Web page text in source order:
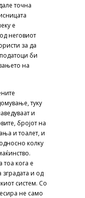
точна
е
неговиот
за да
би
на
туку
и
бројот на
и тоалет, и
колку
тоа кога е
зградата и од
систем. Со
не само